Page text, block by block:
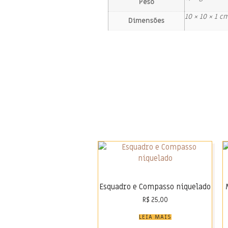
Peso
Dimensões 10 × 10 × 1
Esquadro e Compasso niquelado
R$ 25,00
LEIA MAIS